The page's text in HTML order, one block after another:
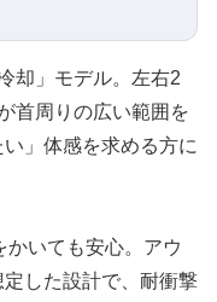
却」モデル。左右2
首周りの広い範囲を
」体感を求める方に
かいても安心。アウ
した設計で、耐衝撃